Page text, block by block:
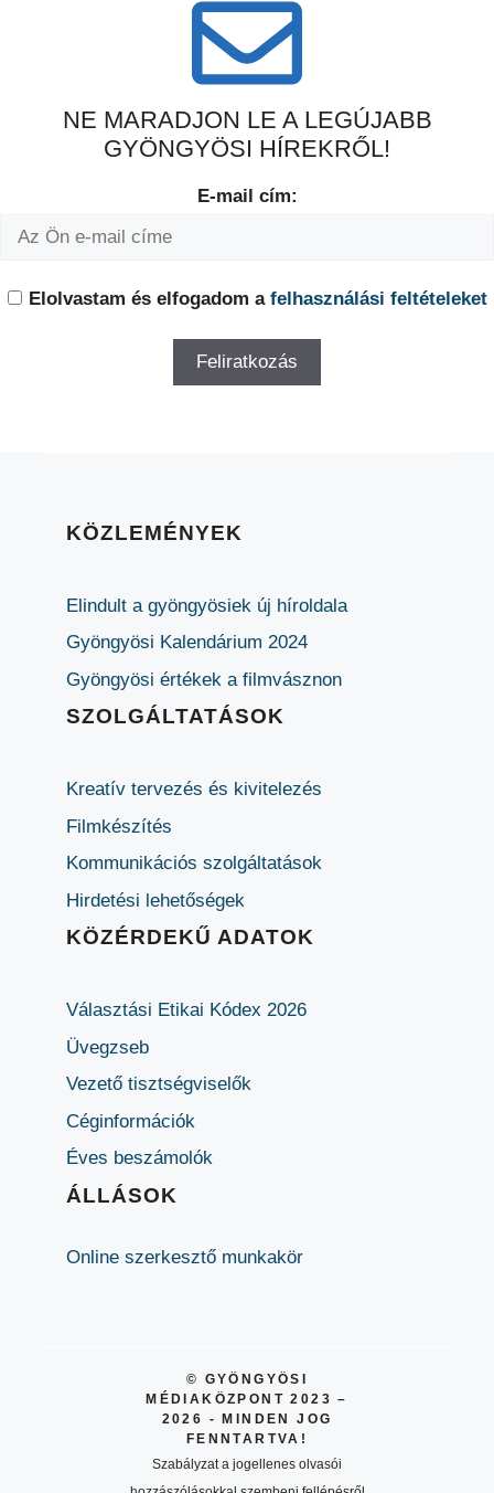
NE MARADJON LE A LEGÚJABB
GYÖNGYÖSI HÍREKRŐL!
E-mail cím:
Elolvastam és elfogadom a felhasználási feltételeket
KÖZLEMÉNYEK
Elindult a gyöngyösiek új híroldala
Gyöngyösi Kalendárium 2024
Gyöngyösi értékek a filmvásznon
SZOLGÁLTATÁSOK
Kreatív tervezés és kivitelezés
Filmkészítés
Kommunikációs szolgáltatások
Hirdetési lehetőségek
KÖZÉRDEKŰ ADATOK
Választási Etikai Kódex 2026
Üvegzseb
Vezető tisztségviselők
Céginformációk
Éves beszámolók
ÁLLÁSOK
Online szerkesztő munkakör
© GYÖNGYÖSI
MÉDIAKÖZPONT 2023 –
2026 - MINDEN JOG
FENNTARTVA!
Szabályzat a jogellenes olvasói